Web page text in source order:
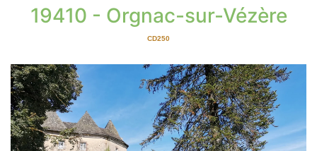
19410 - Orgnac-sur-Vézère
CD250